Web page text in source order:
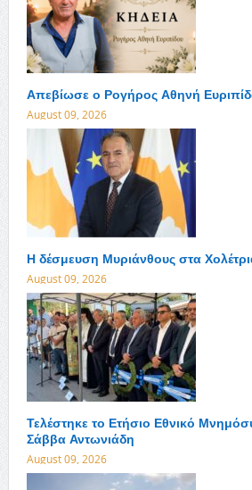
Απεβίωσε ο Ρογήρος Αθηνή
August 09, 2026
Η δέσμευση Μυριάνθους στα
August 09, 2026
Τελέστηκε το Ετήσιο Εθνικό
Σάββα Αντωνιάδη
August 09, 2026